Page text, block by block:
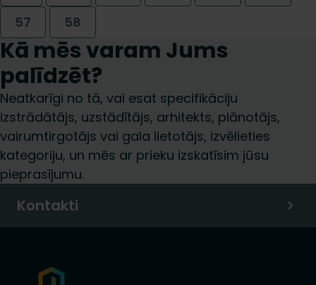
57
58
Kā mēs varam Jums
palīdzēt?
Neatkarīgi no tā, vai esat specifikāciju
izstrādātājs, uzstādītājs, arhitekts, plānotājs,
vairumtirgotājs vai gala lietotājs, izvēlieties
kategoriju, un mēs ar prieku izskatīsim jūsu
pieprasījumu.
Kontakti